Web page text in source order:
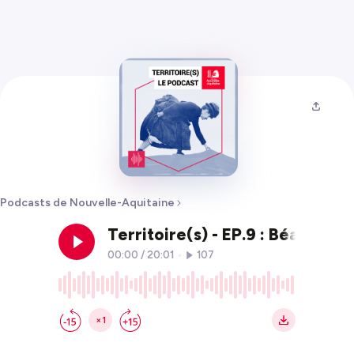
Podcasts de Nouvelle-Aquitaine